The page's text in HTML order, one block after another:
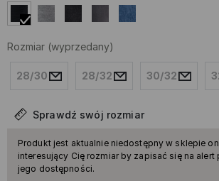
Rozmiar (wyprzedany)
28/30 28/32 30/32
Sprawdź swój rozmiar
Produkt jest aktualnie niedostępny w sklepie
interesujący Cię rozmiar by zapisać się na
jego dostępności.